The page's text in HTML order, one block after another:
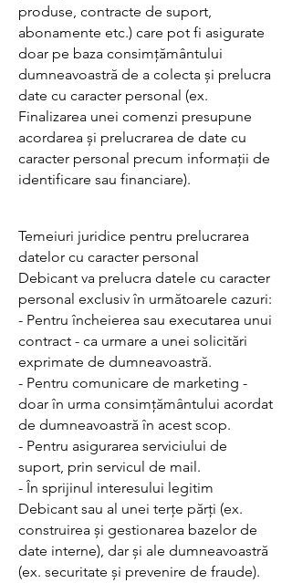
produse, contracte de suport,
abonamente etc.) care pot fi asigurate
doar pe baza consimțământului
dumneavoastră de a colecta și prelucra
date cu caracter personal (ex.
Finalizarea unei comenzi presupune
acordarea și prelucrarea de date cu
caracter personal precum informații de
identificare sau financiare).
Temeiuri juridice pentru prelucrarea
datelor cu caracter personal
Debicant va prelucra datele cu caracter
personal exclusiv în următoarele cazuri:
- Pentru încheierea sau executarea unui
contract - ca urmare a unei solicitări
exprimate de dumneavoastră.
- Pentru comunicare de marketing -
doar în urma consimțământului acordat
de dumneavoastră în acest scop.
- Pentru asigurarea serviciului de
suport, prin servicul de mail.
- În sprijinul interesului legitim
Debicant sau al unei terțe părți (ex.
construirea și gestionarea bazelor de
date interne), dar și ale dumneavoastră
(ex. securitate și prevenire de fraude).